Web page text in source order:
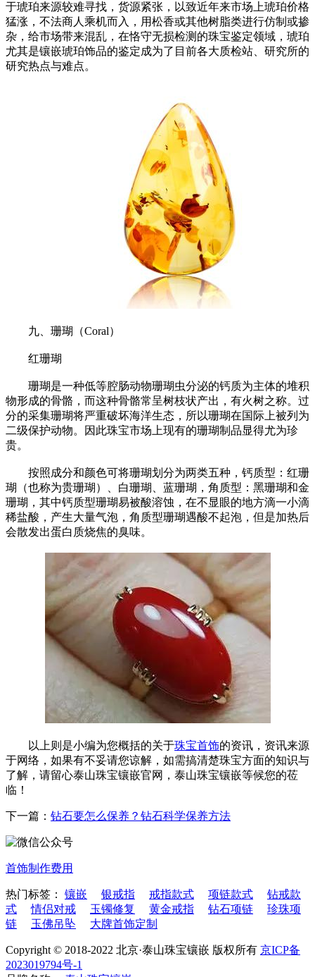
于琥珀来源较难寻找，货源紧张，以致近年来市场上琥珀价格
猛涨，不法商人乘机而入，用松香或其他树脂类进行仿制或掺
杂，给市场带来混乱，在恪守无损检测的珠宝鉴定领域，琥珀
尤其是镶嵌琥珀饰品的鉴定成为了目前各大质检站、研究所的
研究热点与难点。
九、珊瑚（Coral）
红珊瑚
珊瑚是一种低等腔肠动物珊瑚虫分泌的钙质为主体的堆积
物形成的骨骼，而这种骨骼常呈树枝状产出，有火树之称。过
分的采集珊瑚将严重破坏海洋生态，所以珊瑚在国际上被列为
二级保护动物。因此珠宝市场上现有的珊瑚制品显得尤为珍
贵。
按照成分和颜色可将珊瑚划分为两类五种，钙质型：红珊
瑚（也称为贵珊瑚）、白珊瑚、蓝珊瑚，角质型：黑珊瑚和金
珊瑚，其中钙质型珊瑚易被酸溶蚀，在不显眼的地方滴一小滴
稀盐酸，产生大量气泡，角质型珊瑚遇酸不起泡，但是加热后
会散发出蛋白质烧焦的臭味。
以上则是小编为您概括的关于珠宝首饰的资讯，资讯来源
于网络，如果有不妥请您谅解，如需搞清楚珠宝方面的知识与
了解，请留心泰山珠宝镶嵌官网，泰山珠宝镶嵌等候您的莅
临！
下一篇： 钻石要怎么保养？钻石科学保养方法
首饰制作费用
热门标签： 镶嵌 银戒指 戒指款式 项链款式
钻戒款
式
情侣对戒 玉镯修复 黄金戒指 钻石项链
珍珠项
链
玉佛吊坠 大牌首饰定制
Copyright © 2018-2022 北京·泰山珠宝镶嵌 版权所有 京ICP备
2023019794号-1